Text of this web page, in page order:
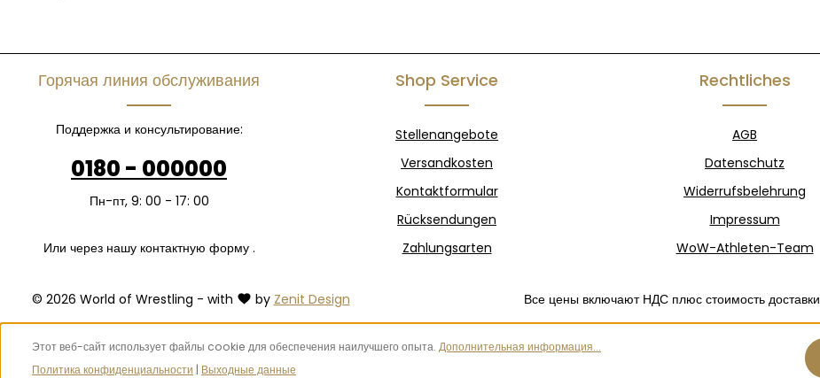
Горячая линия обслуживания
Поддержка и консультирование:
0180 - 000000
Пн-пт, 9: 00 - 17: 00
Или через нашу контактную форму .
Shop Service
Stellenangebote
Versandkosten
Kontaktformular
Rücksendungen
Zahlungsarten
Rechtliches
AGB
Datenschutz
Widerrufsbelehrung
Impressum
WoW-Athleten-Team
© 2026 World of Wrestling - with by Zenit Design Все цены включают НДС плюс стоимость доставки
Этот веб-сайт использует файлы cookie для обеспечения наилучшего опыта. Дополнительная информация...
Политика конфиденциальности | Выходные данные